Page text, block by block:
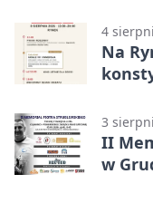
4
Na
3
II
w